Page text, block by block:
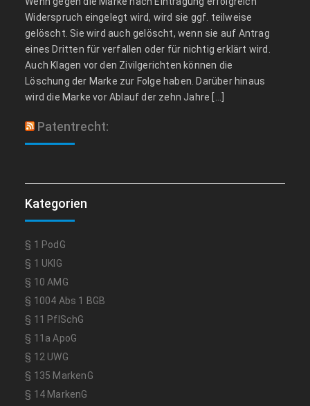
Widerspruch eingelegt wird, wird sie ggf. teilweise
gelöscht. Sie wird auch gelöscht, wenn sie auf Antrag
eines Dritten für verfallen oder für nichtig erklärt wird.
Auch Klagen vor den Zivilgerichten können die
Löschung der Marke zur Folge haben. Darüber hinaus
wird die Marke vor Ablauf der zehn Jahre […]
Patentrecht:
Kategorien
§ 1 PodG
§ 1 UKlG
§ 10 AMG
§ 1004 Abs 1 BGB
§ 11 PflSchG
§ 11a ApoG
§ 12 UWG
§ 135 MarkenG
§ 14 MarkenG